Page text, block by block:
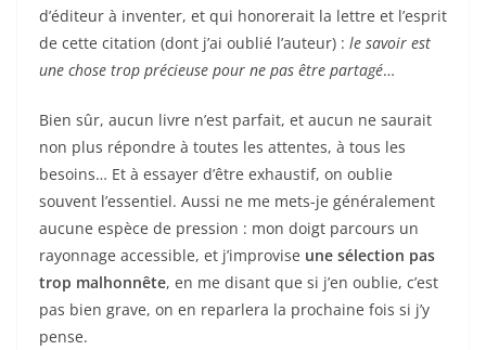
d’éditeur à inventer, et qui honorerait la lettre et l’esprit
de cette citation (dont j’ai oublié l’auteur) : le savoir est
une chose trop précieuse pour ne pas être partagé…
Bien sûr, aucun livre n’est parfait, et aucun ne saurait
non plus répondre à toutes les attentes, à tous les
besoins… Et à essayer d’être exhaustif, on oublie
souvent l’essentiel. Aussi ne me mets-je généralement
aucune espèce de pression : mon doigt parcours un
rayonnage accessible, et j’improvise une sélection pas
trop malhonnête, en me disant que si j’en oublie, c’est
pas bien grave, on en reparlera la prochaine fois si j’y
pense.